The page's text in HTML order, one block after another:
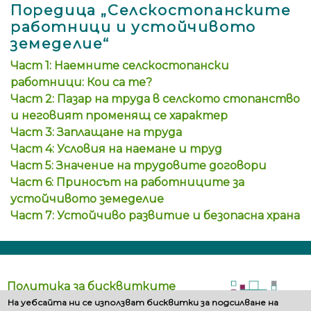
Поредица „Селскостопанските
работници и устойчивото
земеделие“
Част 1: Наемните селскостопански
работници: Кои са те?
Част 2: Пазар на труда в селското стопанство
и неговият променящ се характер
Част 3: Заплащане на труда
Част 4: Условия на наемане и труд
Част 5: Значение на трудовите договори
Част 6: Приносът на работниците за
устойчивото земеделие
Част 7: Устойчиво развитие и безопасна храна
Политика за бисквитките
На уебсайта ни се използват бисквитки за подсилване на